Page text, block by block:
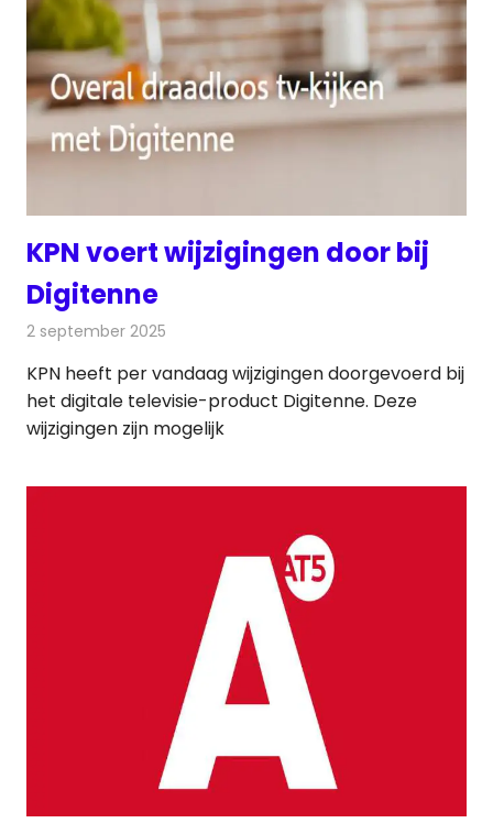
KPN voert wijzigingen door bij
Digitenne
2 september 2025
KPN heeft per vandaag wijzigingen doorgevoerd bij
het digitale televisie-product Digitenne. Deze
wijzigingen zijn mogelijk